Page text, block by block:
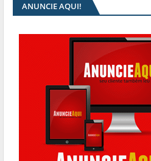
ANUNCIE AQUI!